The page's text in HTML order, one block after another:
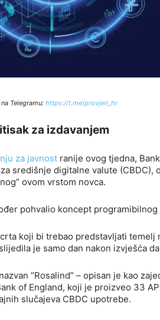
Telegramu: https://t.me/provjeri_hr
za izdavanjem
za javnost ranije ovog tjedna,
središnje digitalne valute
ovom vrstom novca.
pohvalio koncept programibilnog
koji bi trebao predstavljati
je samo dan nakon izvješća
“Rosalind” – opisan je kao
of England, koji je proizveo 33
slučajeva CBDC upotrebe.